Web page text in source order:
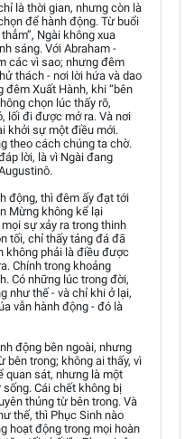
là thời gian, nhưng còn là
để hành động. Từ buổi
Ngài không xua
sáng. Với Abraham -
các vì sao; nhưng đêm
thách - nơi lời hứa và dao
đêm Xuất Hành, khi “bên
chọn lúc thấy rõ,
lối đi được mở ra. Và nơi
khởi sự một điều mới.
theo cách chúng ta chờ.
lời, là vì Ngài đang
động, thì đêm ấy đạt tới
Mừng không kể lại
sự xảy ra trong thinh
tối, chỉ thấy tảng đá đã
không phải là điều được
Chính trong khoảng
Có những lúc trong đời,
như thế - và chỉ khi ở lại,
vẫn hành động - đó là
động bên ngoài, nhưng
bên trong; không ai thấy, vì
quan sát, nhưng là một
Cái chết không bị
thủng từ bên trong. Và
thế, thì Phục Sinh nào
hoạt động trong mọi hoàn